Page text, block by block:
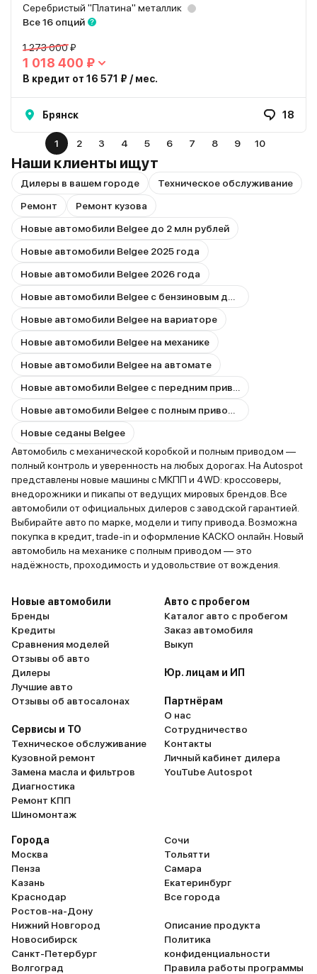
Серебристый "Платина" металлик
Все 16 опций
1 273 000 ₽
1 018 400 ₽
В кредит от 16 571 ₽ / мес.
Брянск 18
1 2 3 4 5 6 7 8 9 10
Наши клиенты ищут
Дилеры в вашем городе
Техническое обслуживание
Ремонт
Ремонт кузова
Новые автомобили Belgee до 2 млн рублей
Новые автомобили Belgee 2025 года
Новые автомобили Belgee 2026 года
Новые автомобили Belgee на вариаторе
Новые автомобили Belgee на механике
Новые автомобили Belgee на автомате
Новые седаны Belgee
Автомобиль с механической коробкой и полным приводом —
полный контроль и уверенность на любых дорогах. На Autospot
представлены новые машины с МКПП и 4WD: кроссоверы,
внедорожники и пикапы от ведущих мировых брендов. Все
автомобили от официальных дилеров с заводской гарантией.
Выбирайте авто по марке, модели и типу привода. Возможна
покупка в кредит, trade-in и оформление КАСКО онлайн. Новый
автомобиль на механике с полным приводом — это
надёжность, проходимость и удовольствие от вождения.
Новые автомобили
Бренды
Кредиты
Сравнения моделей
Отзывы об авто
Дилеры
Лучшие авто
Отзывы об автосалонах
Сервисы и ТО
Техническое обслуживание
Кузовной ремонт
Замена масла и фильтров
Диагностика
Ремонт КПП
Шиномонтаж
Авто с пробегом
Каталог авто с пробегом
Заказ автомобиля
Выкуп
Юр. лицам и ИП
Партнёрам
О нас
Сотрудничество
Контакты
Личный кабинет дилера
YouTube Autospot
Города
Москва
Пенза
Казань
Краснодар
Ростов-на-Дону
Нижний Новгород
Новосибирск
Санкт-Петербург
Волгоград
Сочи
Тольятти
Самара
Екатеринбург
Все города
Описание продукта
Политика
конфиденциальности
Правила работы программы